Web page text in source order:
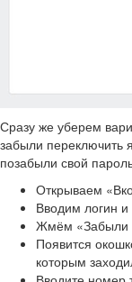
Сразу же уберем
забыли переключить
позабыли свой
Открываем
Вводим логин
Жмём «Забыли
Появится
которым